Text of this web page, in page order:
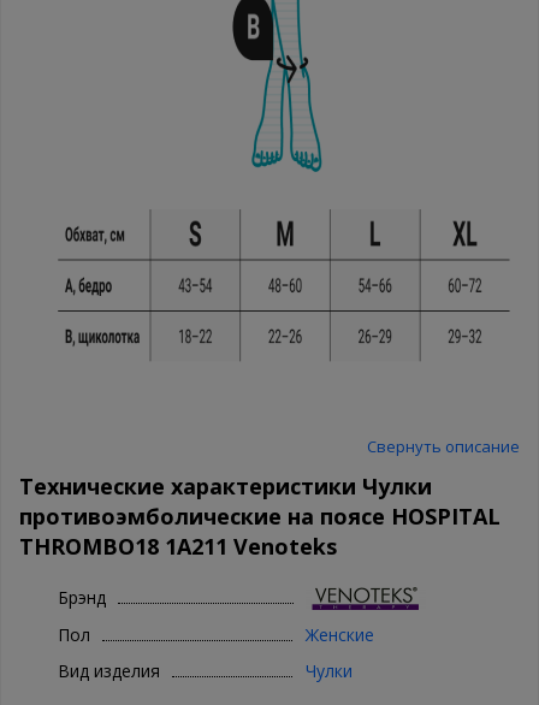
Свернуть описание
Технические характеристики Чулки
противоэмболические на поясе HOSPITAL
THROMBO18 1А211 Venoteks
Брэнд
Пол
Женские
Вид изделия
Чулки